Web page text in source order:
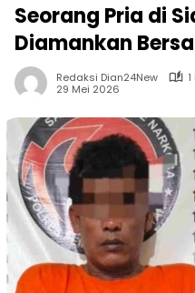
Seorang Pria di
Diamankan
Redaksi Dian24New
29 Mei 2026